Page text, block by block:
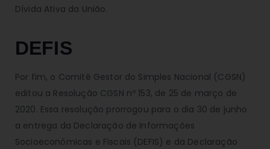
Dívida Ativa da União.
DEFIS
Por fim, o Comitê Gestor do Simples Nacional (CGSN)
editou a Resolução CGSN nº 153, de 25 de março de
2020. Essa resolução prorrogou para o dia 30 de junho
a entrega da Declaração de Informações
Socioeconômicas e Fiscais (DEFIS) e da Declaração